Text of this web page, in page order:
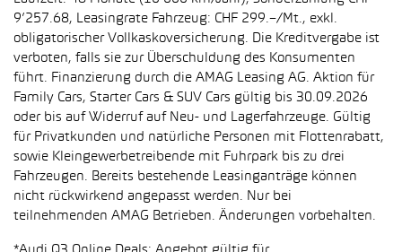
9’257.68, Leasingrate Fahrzeug: CHF 299.–/Mt., exkl.
obligatorischer Vollkaskoversicherung. Die Kreditvergabe ist
verboten, falls sie zur Überschuldung des Konsumenten
führt. Finanzierung durch die AMAG Leasing AG. Aktion für
Family Cars, Starter Cars & SUV Cars gültig bis 30.09.2026
oder bis auf Widerruf auf Neu- und Lagerfahrzeuge. Gültig
für Privatkunden und natürliche Personen mit Flottenrabatt,
sowie Kleingewerbetreibende mit Fuhrpark bis zu drei
Fahrzeugen. Bereits bestehende Leasinganträge können
nicht rückwirkend angepasst werden. Nur bei
teilnehmenden AMAG Betrieben. Änderungen vorbehalten.